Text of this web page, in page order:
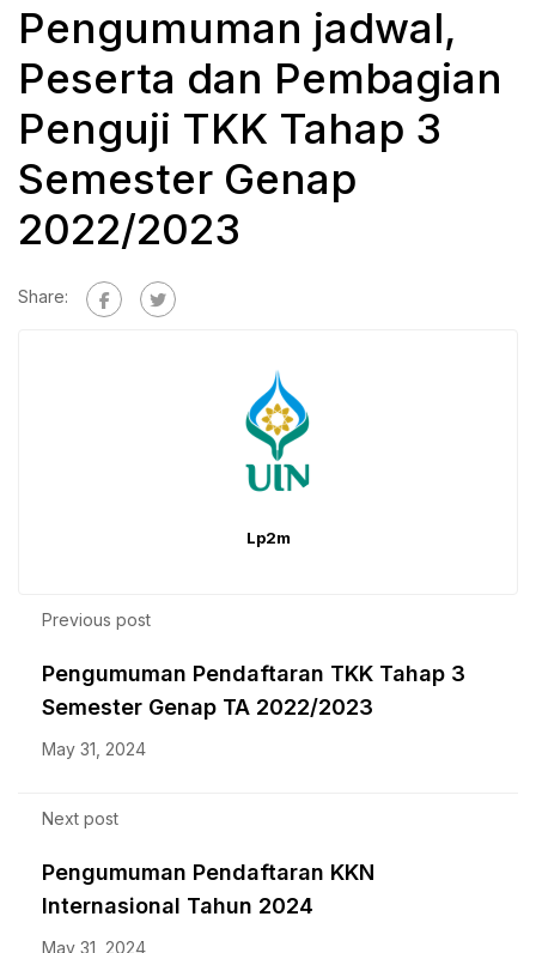
Pengumuman jadwal,
Peserta dan Pembagian
Penguji TKK Tahap 3
Semester Genap
2022/2023
Share:
Lp2m
Previous post
Pengumuman Pendaftaran TKK Tahap 3
Semester Genap TA 2022/2023
May 31, 2024
Next post
Pengumuman Pendaftaran KKN
Internasional Tahun 2024
May 31, 2024